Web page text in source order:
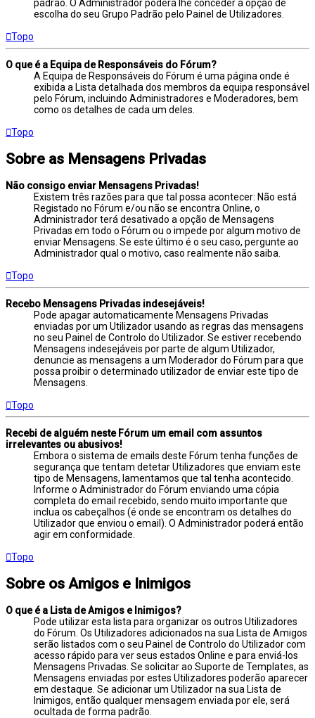
padrão. O Administrador poderá lhe conceder a opção de
escolha do seu Grupo Padrão pelo Painel de Utilizadores.
Topo
O que é a Equipa de Responsáveis do Fórum?
A Equipa de Responsáveis do Fórum é uma página onde é
exibida a Lista detalhada dos membros da equipa responsável
pelo Fórum, incluindo Administradores e Moderadores, bem
como os detalhes de cada um deles.
Topo
Sobre as Mensagens Privadas
Não consigo enviar Mensagens Privadas!
Existem três razões para que tal possa acontecer: Não está
Registado no Fórum e/ou não se encontra Online, o
Administrador terá desativado a opção de Mensagens
Privadas em todo o Fórum ou o impede por algum motivo de
enviar Mensagens. Se este último é o seu caso, pergunte ao
Administrador qual o motivo, caso realmente não saiba.
Topo
Recebo Mensagens Privadas indesejáveis!
Pode apagar automaticamente Mensagens Privadas
enviadas por um Utilizador usando as regras das mensagens
no seu Painel de Controlo do Utilizador. Se estiver recebendo
Mensagens indesejáveis por parte de algum Utilizador,
denuncie as mensagens a um Moderador do Fórum para que
possa proibir o determinado utilizador de enviar este tipo de
Mensagens.
Topo
Recebi de alguém neste Fórum um email com assuntos
irrelevantes ou abusivos!
Embora o sistema de emails deste Fórum tenha funções de
segurança que tentam detetar Utilizadores que enviam este
tipo de Mensagens, lamentamos que tal tenha acontecido.
Informe o Administrador do Fórum enviando uma cópia
completa do email recebido, sendo muito importante que
inclua os cabeçalhos (é onde se encontram os detalhes do
Utilizador que enviou o email). O Administrador poderá então
agir em conformidade.
Topo
Sobre os Amigos e Inimigos
O que é a Lista de Amigos e Inimigos?
Pode utilizar esta lista para organizar os outros Utilizadores
do Fórum. Os Utilizadores adicionados na sua Lista de Amigos
serão listados com o seu Painel de Controlo do Utilizador com
acesso rápido para ver seus estados Online e para enviá-los
Mensagens Privadas. Se solicitar ao Suporte de Templates, as
Mensagens enviadas por estes Utilizadores poderão aparecer
em destaque. Se adicionar um Utilizador na sua Lista de
Inimigos, então qualquer mensagem enviada por ele, será
ocultada de forma padrão.